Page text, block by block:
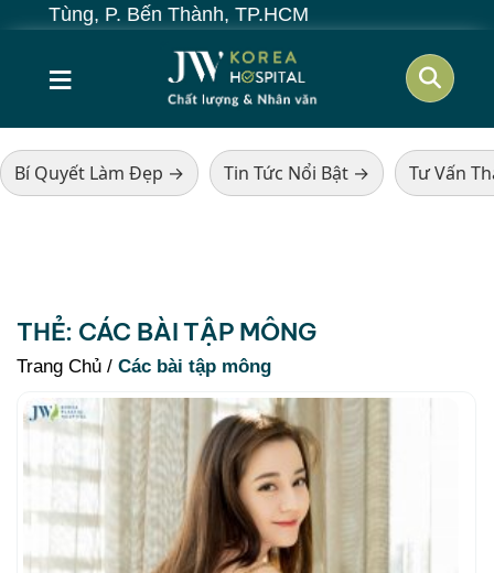
P. Bến Thành, TP.HCM
≡
Bí Quyết Làm Đẹp → Tin Tức Nổi Bật → Tư Vấn
THẺ: CÁC BÀI TẬP MÔNG
Trang Chủ / Các bài tập mông